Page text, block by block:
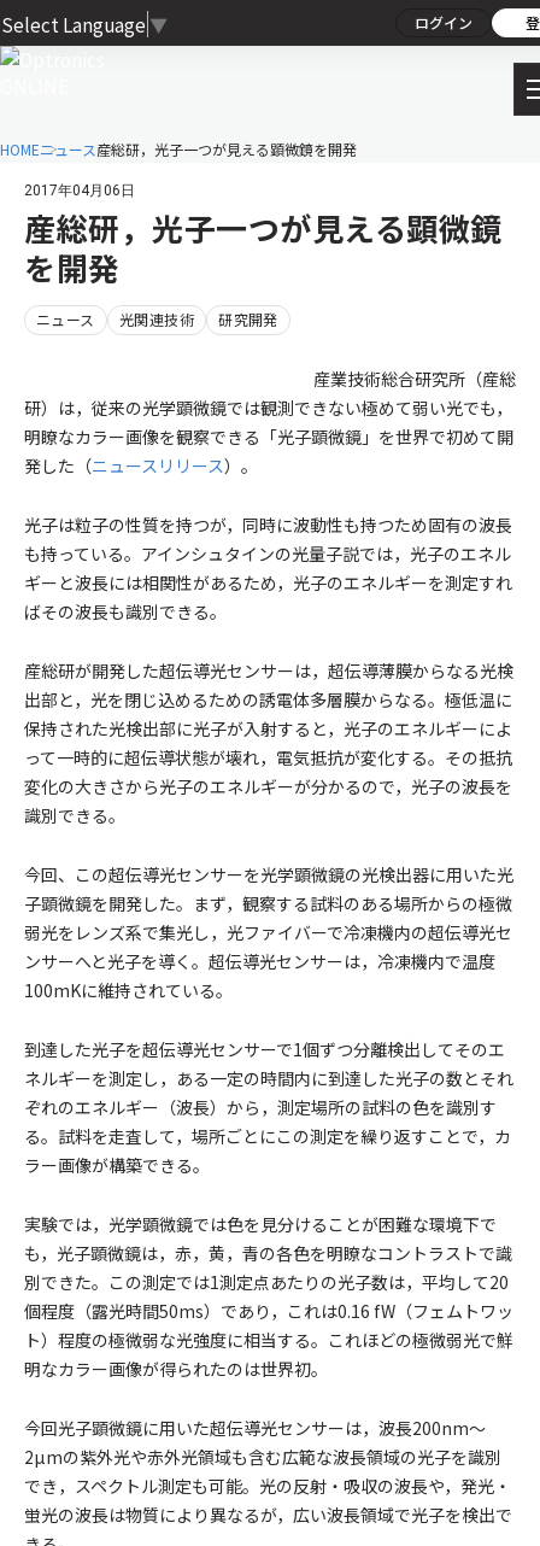
Select Language ▼ ログイン
HOMEニュース産総研，光子一つが見える顕微鏡を開発
2017年04月06日
産総研，光子一つが見える顕微鏡
を開発
ニュース 光関連技術 研究開発
産業技術総合研究所（産総
研）は，従来の光学顕微鏡では観測できない極めて弱い光でも，
明瞭なカラー画像を観察できる「光子顕微鏡」を世界で初めて開
発した（ニュースリリース）。
光子は粒子の性質を持つが，同時に波動性も持つため固有の波長
も持っている。アインシュタインの光量子説では，光子のエネル
ギーと波長には相関性があるため，光子のエネルギーを測定すれ
ばその波長も識別できる。
産総研が開発した超伝導光センサーは，超伝導薄膜からなる光検
出部と，光を閉じ込めるための誘電体多層膜からなる。極低温に
保持された光検出部に光子が入射すると，光子のエネルギーによ
って一時的に超伝導状態が壊れ，電気抵抗が変化する。その抵抗
変化の大きさから光子のエネルギーが分かるので，光子の波長を
識別できる。
今回、この超伝導光センサーを光学顕微鏡の光検出器に用いた光
子顕微鏡を開発した。まず，観察する試料のある場所からの極微
弱光をレンズ系で集光し，光ファイバーで冷凍機内の超伝導光セ
ンサーへと光子を導く。超伝導光センサーは，冷凍機内で温度
100mKに維持されている。
到達した光子を超伝導光センサーで1個ずつ分離検出してそのエ
ネルギーを測定し，ある一定の時間内に到達した光子の数とそれ
ぞれのエネルギー（波長）から，測定場所の試料の色を識別す
る。試料を走査して，場所ごとにこの測定を繰り返すことで，カ
ラー画像が構築できる。
実験では，光学顕微鏡では色を見分けることが困難な環境下で
も，光子顕微鏡は，赤，黄，青の各色を明瞭なコントラストで識
別できた。この測定では1測定点あたりの光子数は，平均して20
個程度（露光時間50ms）であり，これは0.16 fW（フェムトワッ
ト）程度の極微弱な光強度に相当する。これほどの極微弱光で鮮
明なカラー画像が得られたのは世界初。
今回光子顕微鏡に用いた超伝導光センサーは，波長200nm～
2µmの紫外光や赤外光領域も含む広範な波長領域の光子を識別
でき，スペクトル測定も可能。光の反射・吸収の波長や，発光・
蛍光の波長は物質により異なるが，広い波長領域で光子を検出で